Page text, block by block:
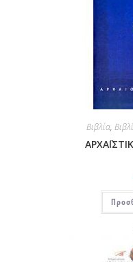
Βιβλία,